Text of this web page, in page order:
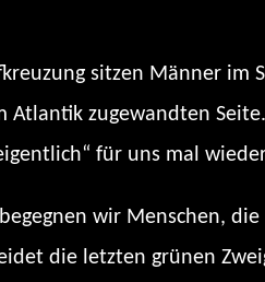
sitzen Männer im
Atlantik zugewandten
für uns mal
wir Menschen,
die letzten grünen